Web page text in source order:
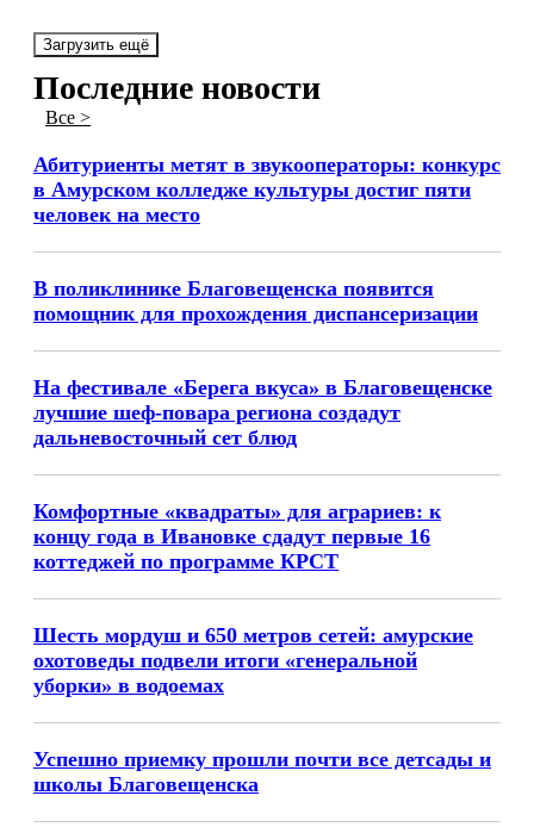
Загрузить ещё
Последние новости
Все >
Абитуриенты метят в звукооператоры: конкурс
в Амурском колледже культуры достиг пяти
человек на место
В поликлинике Благовещенска появится
помощник для прохождения диспансеризации
На фестивале «Берега вкуса» в Благовещенске
лучшие шеф-повара региона создадут
дальневосточный сет блюд
Комфортные «квадраты» для аграриев: к
концу года в Ивановке сдадут первые 16
коттеджей по программе КРСТ
Шесть мордуш и 650 метров сетей: амурские
охотоведы подвели итоги «генеральной
уборки» в водоемах
Успешно приемку прошли почти все детсады и
школы Благовещенска